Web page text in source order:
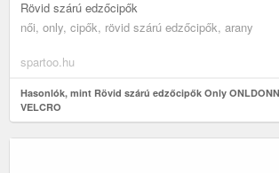
Rövid szárú edzőcipők
női, only, cipők, rövid szárú edzőcipők, arany
spartoo.hu
Hasonlók, mint Rövid szárú edzőcipők Only
VELCRO